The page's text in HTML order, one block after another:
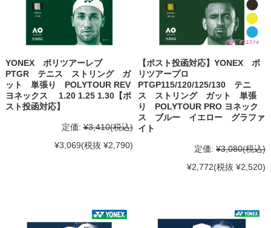
YONEX ポリツアーレブ
PTGR テニス ストリング ガ
ット 単張り POLYTOUR REV
ヨネックス 1.20 1.25 1.30【ポ
スト投函対応】
定価: ¥3,410(税込)
¥3,069(税抜 ¥2,790)
【ポスト投函対応】YONEX ポ
リツアープロ
PTGP115/120/125/130 テニ
ス ストリング ガット 単張
り POLYTOUR PRO ヨネック
ス ブルー イエロー グラファ
イト
定価: ¥3,080(税込)
¥2,772(税抜 ¥2,520)